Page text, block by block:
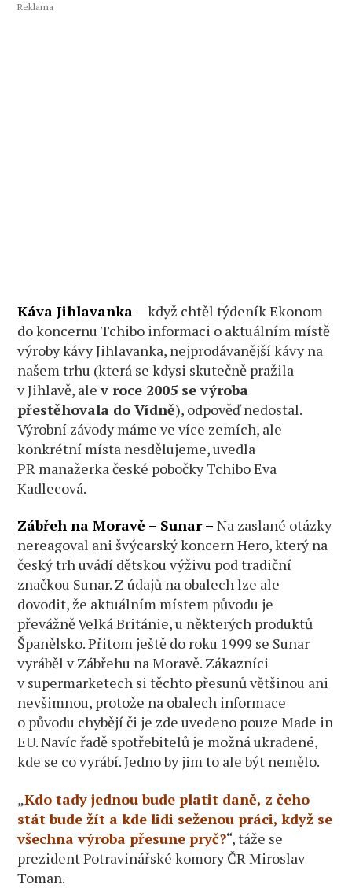
Reklama
Káva Jihlavanka –když chtěl týdeník Ekonom
do koncernu Tchibo informaci o aktuálním místě
výroby kávy Jihlavanka, nejprodávanější kávy na
našem trhu (která se kdysi skutečně pražila
v Jihlavě, alev roce 2005 se výroba
přestěhovala do Vídně), odpověď nedostal.
Výrobní závody máme ve více zemích, ale
konkrétní místa nesdělujeme, uvedla
PR manažerka české pobočky Tchibo Eva
Kadlecová.
Zábřeh na Moravě – Sunar –Na zaslané otázky
nereagoval ani švýcarský koncern Hero, který na
český trh uvádí dětskou výživu pod tradiční
značkou Sunar. Z údajů na obalech lze ale
dovodit, že aktuálním místem původu je
převážně Velká Británie, u některých produktů
Španělsko. Přitom ještě do roku 1999 se Sunar
vyráběl v Zábřehu na Moravě. Zákazníci
v supermarketech si těchto přesunů většinou ani
nevšimnou, protože na obalech informace
o původu chybějí či je zde uvedeno pouze Made in
EU. Navíc řadě spotřebitelů je možná ukradené,
kde se co vyrábí. Jedno by jim to ale být nemělo.
„Kdo tady jednou bude platit daně, z čeho
stát bude žít a kde lidi seženou práci, když se
všechna výroba přesune pryč?“, táže se
prezident Potravinářské komory ČR Miroslav
Toman.